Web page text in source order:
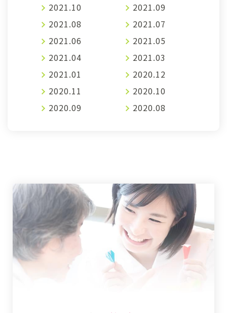
2021.10
2021.09
2021.08
2021.07
2021.06
2021.05
2021.04
2021.03
2021.01
2020.12
2020.11
2020.10
2020.09
2020.08